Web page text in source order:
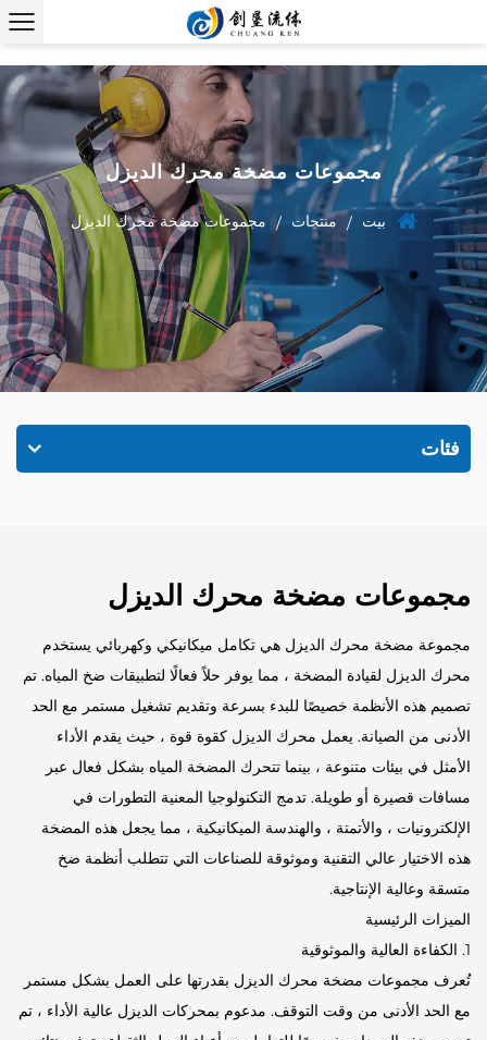
مجموعات مضخة محرك الديزل
بيت / منتجات / مجموعات مضخة محرك الديزل
فئات
مجموعات مضخة محرك الديزل
مجموعة مضخة محرك الديزل هي تكامل ميكانيكي وكهربائي يستخدم
محرك الديزل لقيادة المضخة ، مما يوفر حلاً فعالًا لتطبيقات ضخ المياه. تم
تصميم هذه الأنظمة خصيصًا للبدء بسرعة وتقديم تشغيل مستمر مع الحد
الأدنى من الصيانة. يعمل محرك الديزل كقوة قوة ، حيث يقدم الأداء
الأمثل في بيئات متنوعة ، بينما تتحرك المضخة المياه بشكل فعال عبر
مسافات قصيرة أو طويلة. تدمج التكنولوجيا المعنية التطورات في
الإلكترونيات ، والأتمتة ، والهندسة الميكانيكية ، مما يجعل هذه المضخة
هذه الاختيار عالي التقنية وموثوقة للصناعات التي تتطلب أنظمة ضخ
متسقة وعالية الإنتاجية.
الميزات الرئيسية
1. الكفاءة العالية والموثوقية
تُعرف مجموعات مضخة محرك الديزل بقدرتها على العمل بشكل مستمر
مع الحد الأدنى من وقت التوقف. مدعوم بمحركات الديزل عالية الأداء ، تم